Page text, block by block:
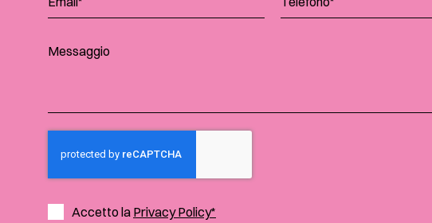
Accetto la Privacy Policy*